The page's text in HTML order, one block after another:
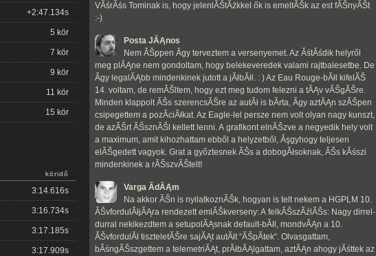
+2:47.134s
5 kör
7 kör
9 kör
11 kör
15 kör
köridő
3:14.616s
3:16.734s
3:17.185s
3:17.909s
VĂśrĂśs Tominak is, hogy jelenlĂŠtĂźkkel ők is emeltĂŠk az est fĂŠnyĂŠt
:-)
Posta JĂĄnos
Nem ĂŠppen Ă­gy terveztem a versenyemet. Az ĂśtĂśdik helyről
meg plĂĄne nem gondoltam, hogy belekeveredek valami rajtbalesetbe. De
Ă­gy legalĂĄbb mindenkinek jutott a jĂłbĂłl. : ) Az Eau Rouge-bĂłl kifelĂŠ
14. voltam, de remĂŠltem, hogy ezt meg tudom felezni a tĂĄv vĂŠgĂŠre.
Minden klappolt ĂŠs szerencsĂŠre az autĂł is bĂ­rta, Ă­gy aztĂĄn szĂŠpen
csipegettem a pozĂ­ciĂłkat. Az Eagle-lel persze nem volt olyan nagy kunszt,
de azĂŠrt ĂŠsznĂŠl kellett lenni. A grafikont elnĂŠzve a negyedik hely volt
a maximum, amit kihozhattam ebből a helyzetből, Ăşgyhogy teljesen
elĂŠgedett vagyok. Grat a győztesnek ĂŠs a dobogĂłsoknak, ĂŠs kĂśszi
mindenkinek a rĂŠszvĂŠtelt!
Varga ĂdĂĄm
Na akkor ĂŠn is nyilatkoznĂŠk, hogyan is telt nekem a HGPLM 10.
ĂŠvfordulĂłjĂĄra rendezett emlĂŠkverseny: A felkĂŠszĂźlĂŠs: Nagy dirrel-
durral nekikezdtem a setupolĂĄsnak default-bĂłl, mondvĂĄn a 10.
ĂŠvfordulĂł tiszteletĂŠre sajĂĄt autĂłt “ĂŠpĂ­tek“. Olvasgattam,
bĂśngĂŠszgettem a telemetriĂĄt, prĂłbĂĄlgattam, aztĂĄn ahogy jĂśttek az